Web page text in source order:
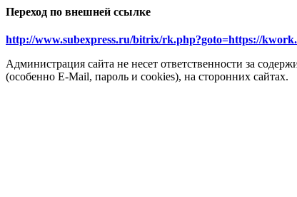
Переход по внешней ссылке
http://www.subexpress.ru/bitrix/rk.php?goto=https://
Администрация сайта не несет ответственности за
(особенно E-Mail, пароль и cookies), на сторонних сайтах.